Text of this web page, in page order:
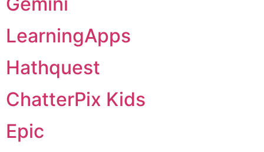
LearningApps
Hathquest
ChatterPix Kids
Epic